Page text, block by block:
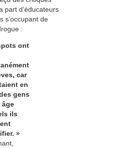
part d’éducateurs
s’occupant de
:
ont
car
en
gens
âge
ils
»